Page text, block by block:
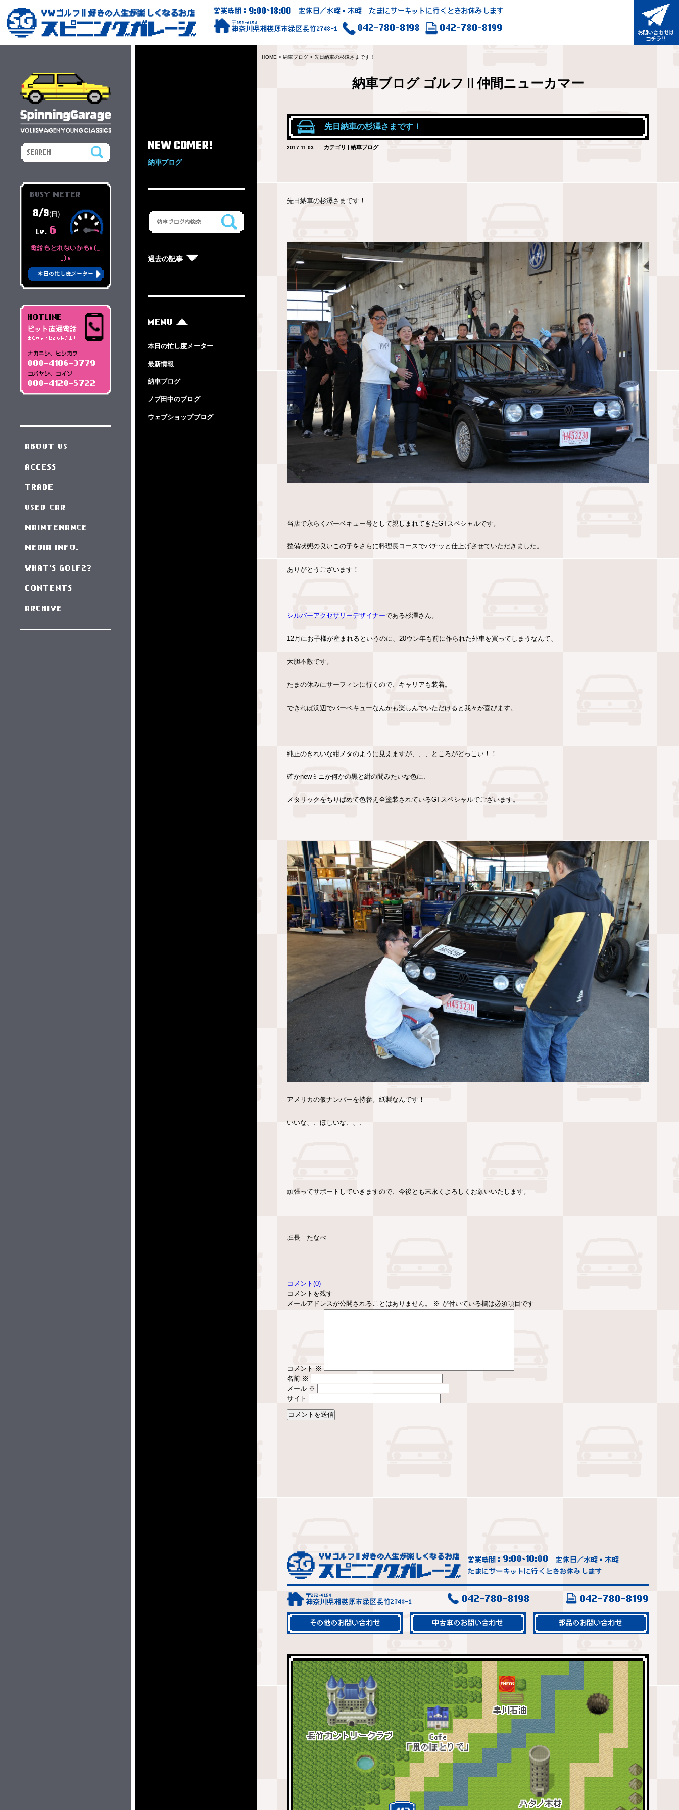
営業時間：9:00~18:00 定休日／水曜・木曜 たまにサーキットに行くときお休みします
〒252-0154
神奈川県相模原市緑区長竹2748-1 042-780-8198 042-780-8199
NEW COMER!
納車ブログ
過去の記事
MENU
本日の忙し度メーター
最新情報
納車ブログ
ノブ田中のブログ
ウェブショップブログ
HOME > 納車ブログ > 先日納車の杉澤さまです！
納車ブログ ゴルフⅡ仲間ニューカマー
先日納車の杉澤さまです！
2017.11.03 カテゴリ | 納車ブログ
先日納車の杉澤さまです！
当店で永らくバーベキュー号として親しまれてきたGTスペシャルです。
整備状態の良いこの子をさらに料理長コースでバチッと仕上げさせていただきました。
ありがとうございます！
シルバーアクセサリーデザイナーである杉澤さん。
12月にお子様が産まれるというのに、20ウン年も前に作られた外車を買ってしまうなんて、
大胆不敵です。
たまの休みにサーフィンに行くので、キャリアも装着。
できれば浜辺でバーベキューなんかも楽しんでいただけると我々が喜びます。
純正のきれいな紺メタのように見えますが、、、ところがどっこい！！
確かnewミニか何かの黒と紺の間みたいな色に、
メタリックをちりばめて色替え全塗装されているGTスペシャルでございます。
アメリカの仮ナンバーを持参。紙製なんです！
いいな、、ほしいな、、、
頑張ってサポートしていきますので、今後とも末永くよろしくお願いいたします。
班長 たなべ
コメント(0)
コメントを残す
メールアドレスが公開されることはありません。
※ が付いている欄は必須項目です
コメント ※
名前 ※
メール ※
サイト
営業時間： 9:00~18:00
定休日／水曜・木曜
たまにサーキットに行くときお休みします
〒252-0154
神奈川県相模原市緑区長竹2748-1 042-780-8198 042-780-8199
その他のお問い合わせ 中古車のお問い合わせ 部品のお問い合わせ
BUSY METER
8/9(日)
Lv. 6
電話もとれないかもm(_
_)m
本日の忙し度メーター
HOTLINE
ピット直通電話
出られないときもあります
ナカニシ、ヒシカワ
080-4186-3779
コバヤシ、コイソ
080-4120-5722
ABOUT US
ACCESS
TRADE
USED CAR
MAINTENANCE
MEDIA INFO.
WHAT'S GOLF2?
CONTENTS
ARCHIVE